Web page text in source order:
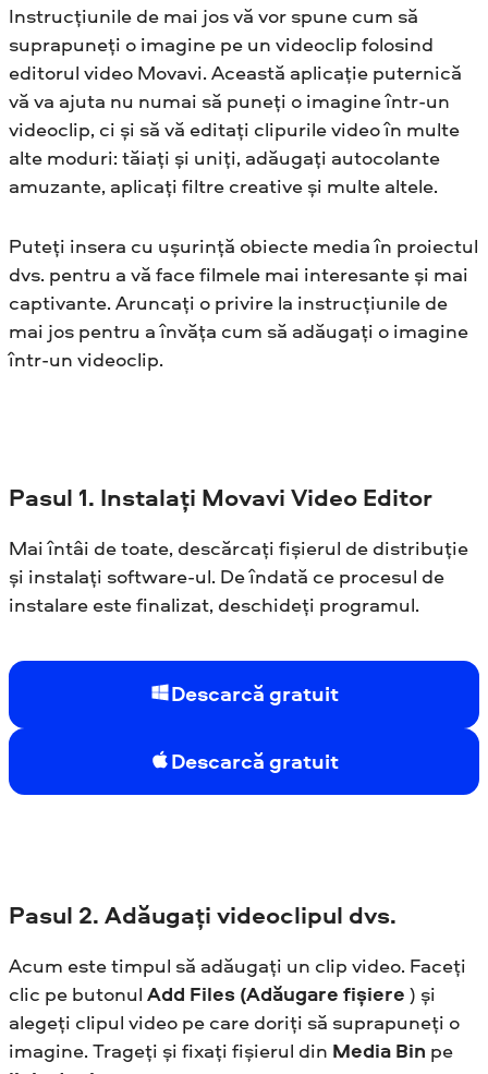
Instrucțiunile de mai jos vă vor spune cum să
suprapuneți o imagine pe un videoclip folosind
editorul video Movavi. Această aplicație puternică
vă va ajuta nu numai să puneți o imagine într-un
videoclip, ci și să vă editați clipurile video în multe
alte moduri: tăiați și uniți, adăugați autocolante
amuzante, aplicați filtre creative și multe altele.
Puteți insera cu ușurință obiecte media în proiectul
dvs. pentru a vă face filmele mai interesante și mai
captivante. Aruncați o privire la instrucțiunile de
mai jos pentru a învăța cum să adăugați o imagine
într-un videoclip.
Pasul 1. Instalați Movavi Video Editor
Mai întâi de toate, descărcați fișierul de distribuție
și instalați software-ul. De îndată ce procesul de
instalare este finalizat, deschideți programul.
Descarcă gratuit
Descarcă gratuit
Pasul 2. Adăugați videoclipul dvs.
Acum este timpul să adăugați un clip video. Faceți
clic pe butonul Add Files (Adăugare fișiere ) și
alegeți clipul video pe care doriți să suprapuneți o
imagine. Trageți și fixați fișierul din Media Bin pe